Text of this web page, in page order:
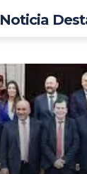
Noticia